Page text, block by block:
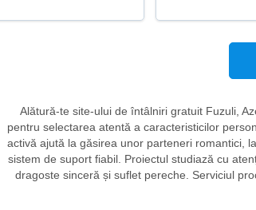
Alătură-te site-ului de întâlniri gratuit Fuzuli,
pentru selectarea atentă a caracteristicilor
activă ajută la găsirea unor parteneri romantici,
sistem de suport fiabil. Proiectul studiază cu
dragoste sinceră și suflet pereche. Serviciul